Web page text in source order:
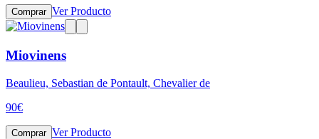
Comprar Ver Producto
Miovinens
Beaulieu, Sebastian de Pontault, Chevalier de
90€
Comprar Ver Producto